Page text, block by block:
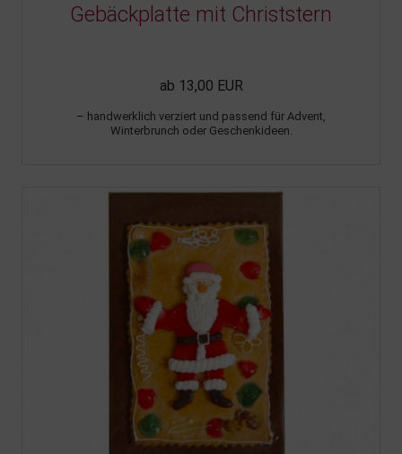
Gebäckplatte mit Christstern
ab 13,00 EUR
– handwerklich verziert und passend für Advent,
Winterbrunch oder Geschenkideen.